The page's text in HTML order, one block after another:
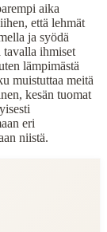
aika
että lehmät
ja syödä
tavalla ihmiset
lämpimästä
muistuttaa meitä
kesän tuomat
eri
niistä.